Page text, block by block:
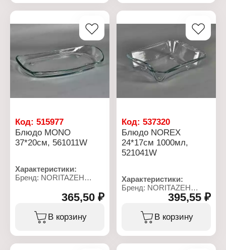
Материал: стекло
Упаковка: в коробке
Цвет: прозрачный
Декор: без рисунка
Материал: стекло
Код: 515977
Блюдо MONO
37*20см, 561011W
Характеристики:
Бренд: NORITAZEH
Серия: MONO
Тип товара: Блюдо
Форма: прямоугольное
Габаритные размеры:
Цвет: прозрачный
Декор: без рисунка
365,50 ₽
В корзину
Код:537320
Блюдо NOREX
24*17см 1000мл,
521041W
Характеристики:
Бренд: NORITAZEH
Артикул: 521041W
Тип товара: Блюдо
Форма: прямоугольное
395,55 ₽
В корзину